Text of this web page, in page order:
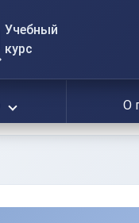
Учебный
курс
О